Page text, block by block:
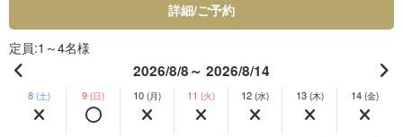
詳細/ご予約
定員 1～4名様
2026/8/8～ 2026/8/14
8 (土) 9 (日) 10 (月) 11 (火) 12 (水) 13 (木) 14 (金)